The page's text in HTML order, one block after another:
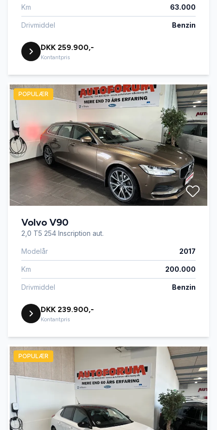
Km 63.000
Drivmiddel Benzin
DKK 259.900,-
Kontantpris
POPULÆR
Volvo V90
2,0 T5 254 Inscription aut.
Modelår 2017
Km 200.000
Drivmiddel Benzin
DKK 239.900,-
Kontantpris
POPULÆR